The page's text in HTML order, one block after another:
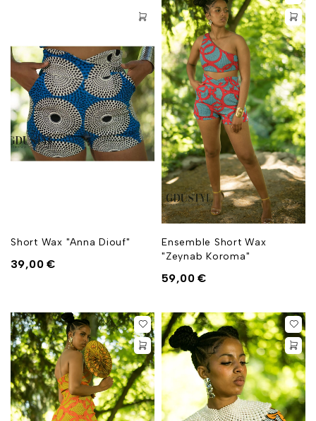
Short Wax "Anna Diouf"
39,00€
Ensemble Short Wax
"Zeynab Koroma"
59,00€